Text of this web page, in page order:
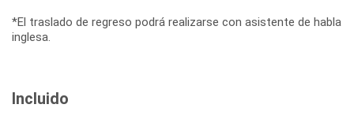
*El traslado de regreso podrá realizarse con asistente de habla
inglesa.
Incluido